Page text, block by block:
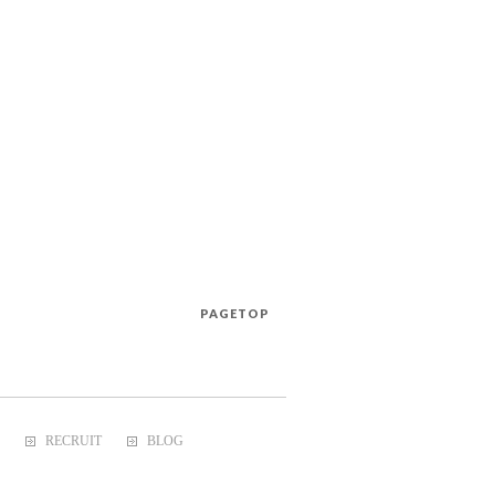
PAGETOP
RECRUIT BLOG